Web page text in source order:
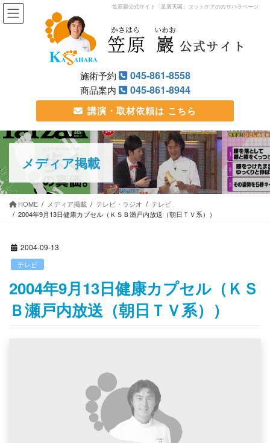
笠原巖公式サイト「足裏天国」フットケアのカサハラページ
施術予約 045-861-8558
商品案内 045-861-8944
講演・取材依頼は こちら
メディア掲載
HOME メディア掲載 テレビ・ラジオ
テレビ
2004年9月13日健康カプセル（ＫＳＢ瀬戸内放送（朝日ＴＶ系））
2004-09-13
テレビ
2004年9月13日健康カプセル（ＫＳ
Ｂ瀬戸内放送（朝日ＴＶ系））